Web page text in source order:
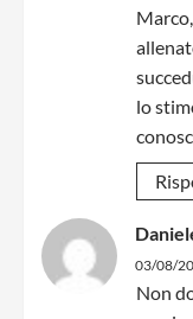
lo
03/08/
Non